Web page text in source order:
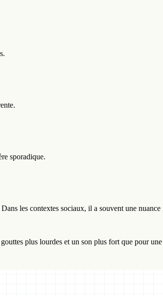
sporadique.
les contextes sociaux, il a souvent une nuance
plus lourdes et un son plus fort que pour